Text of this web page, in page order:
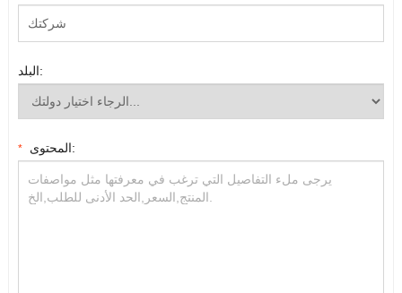
البلد:
* المحتوى: